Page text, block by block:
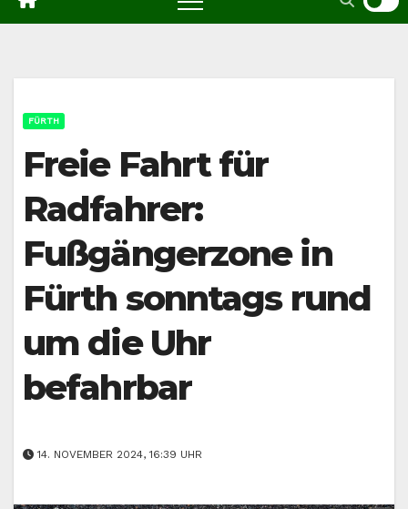
FÜRTH
Freie Fahrt für
Radfahrer:
Fußgängerzone in
Fürth sonntags rund
um die Uhr
befahrbar
14. NOVEMBER 2024, 16:39 UHR